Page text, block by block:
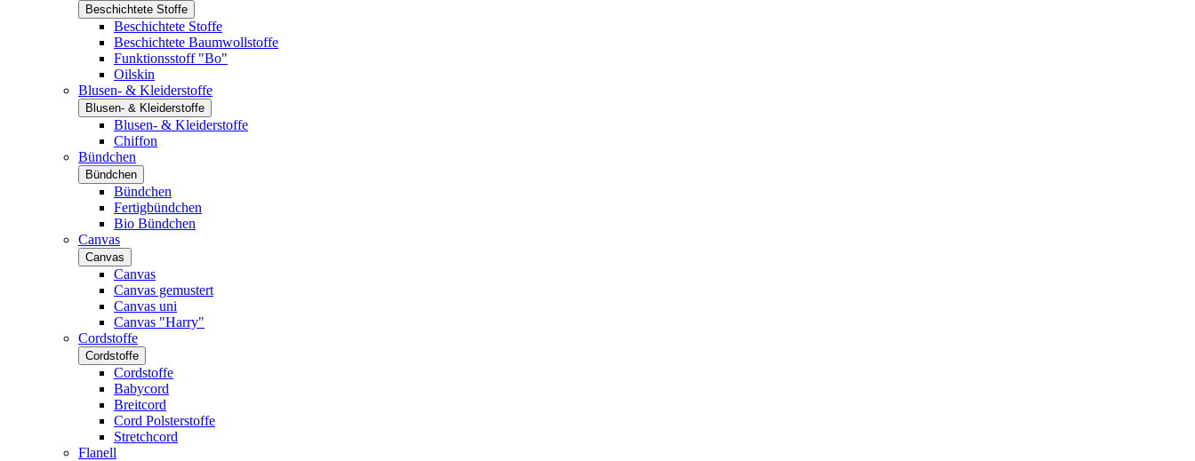
Beschichtete Stoffe
Beschichtete Stoffe
Beschichtete Baumwollstoffe
Funktionsstoff "Bo"
Oilskin
Blusen- & Kleiderstoffe
Blusen- & Kleiderstoffe
Blusen- & Kleiderstoffe
Chiffon
Bündchen
Bündchen
Bündchen
Fertigbündchen
Bio Bündchen
Canvas
Canvas
Canvas
Canvas gemustert
Canvas uni
Canvas "Harry"
Cordstoffe
Cordstoffe
Cordstoffe
Babycord
Breitcord
Cord Polsterstoffe
Stretchcord
Flanell